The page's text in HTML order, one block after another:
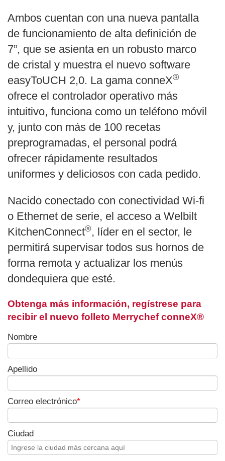
Ambos cuentan con una nueva pantalla
de funcionamiento de alta definición de
7”, que se asienta en un robusto marco
de cristal y muestra el nuevo software
easyToUCH 2,0. La gama conneX®
ofrece el controlador operativo más
intuitivo, funciona como un teléfono móvil
y, junto con más de 100 recetas
preprogramadas, el personal podrá
ofrecer rápidamente resultados
uniformes y deliciosos con cada pedido.
Nacido conectado con conectividad Wi-fi
o Ethernet de serie, el acceso a Welbilt
KitchenConnect®, líder en el sector, le
permitirá supervisar todos sus hornos de
forma remota y actualizar los menús
dondequiera que esté.
Obtenga más información, regístrese para
recibir el nuevo folleto Merrychef conneX®
Nombre
Apellido
Correo electrónico*
Ciudad